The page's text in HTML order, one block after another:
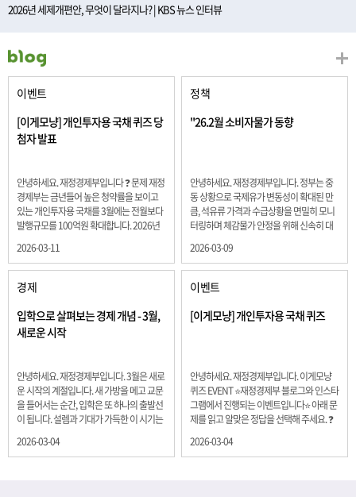
2026년 세제개편안, 무엇이 달라지나? | KBS 뉴스 인터뷰
이벤트
[이게모냥] 개인투자용 국채 퀴즈 당
첨자 발표
안녕하세요. 재정경제부입니다 ❓ 문제 재정
경제부는 금년들어 높은 청약률을 보이고
있는 개인투자용 국채를 3월에는 전월보다
발행규모를 100억원 확대합니다. 2026년
5년물 600억원, 10년물 900억원, 20년물
300억원입니다. 그렇다면 3월 개인투자용
국채의 총 발행 예정 금액은 얼마일까요??
보기 ① 1,600억원 ② 1,700억원 ③ 1,800
억원 ④ 2,000억원 정답 : 1,800억원 참여해
주신 모든 분들 감사합니다! 당첨자분들에
게는 지난 이벤트 블로그 게시글에 비밀댓
전달드립니다.
2026-03-11
정책
"26.2월 소비자물가 동향
안녕하세요. 재정경제부입니다. 정부는 중
동 상황으로 국제유가 변동성이 확대된 만
큼, 석유류 가격과 수급상황을 면밀히 모니
터링하며 체감물가 안정을 위해 신속히 대
료품과 에너지를 제외하고 추세적 흐름을
보여주는 근원물가는 2.3% 상승 향후 지정
학적 요인, 기상여건 등 불확실성이 있는 만
큼, 정부는 체감물가 안정을 위해 총력을 다
할 계획입니다. 특히, 최근 중동 상황으로 국
제유가 변동성이 확대된 만큼, 석유류 가격･
다.
2026-03-09
경제
입학으로 살펴보는 경제 개념 - 3월,
새로운 시작
안녕하세요. 재정경제부입니다. 3월은 새로
운 시작의 계절입니다. 새 가방을 메고 교문
을 들어서는 순간, 입학은 또 하나의 출발선
이 됩니다. 설렘과 기대가 가득한 이 시기는
래를 준비하는 첫 걸음이기도 합니다. 입학
2026-03-04
이벤트
[이게모냥] 개인투자용 국채 퀴즈
안녕하세요. 재정경제부입니다. 이게모냥
퀴즈 EVENT ⭐재정경제부 블로그와 인스타
그램에서 진행되는 이벤트입니다⭐ 아래 문
제를 읽고 알맞은 정답을 선택해 주세요. ❓
을 보이고 있는 개인투자용 국채를 3월에는
2026-03-04